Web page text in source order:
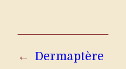
←
Dermaptère